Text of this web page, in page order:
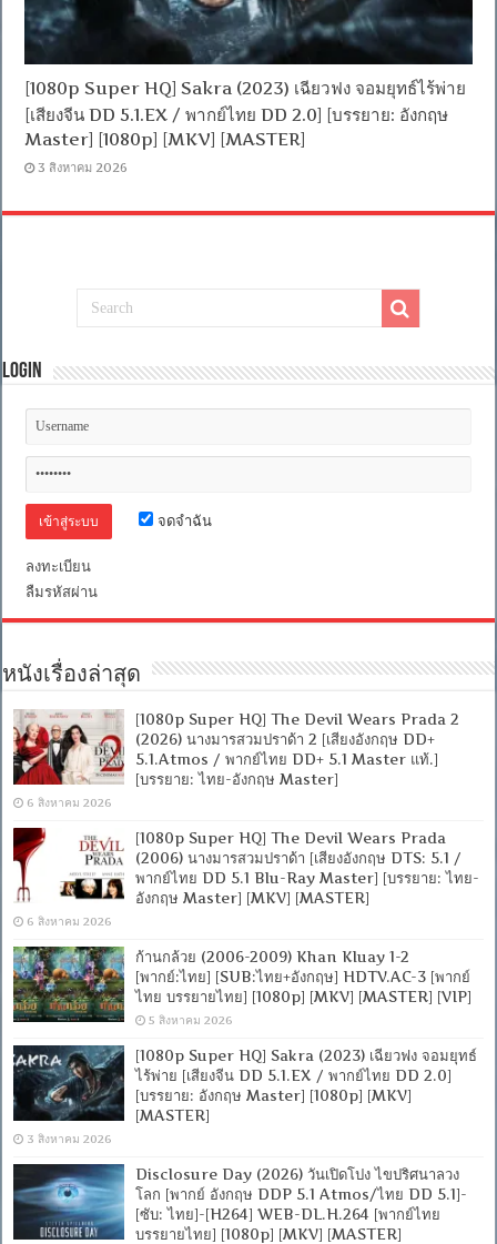
[1080p Super HQ] Sakra (2023) เฉียวฟง จอมยุทธ์ไร้พ่าย
[เสียงจีน DD 5.1.EX / พากย์ไทย DD 2.0] [บรรยาย: อังกฤษ
Master] [1080p] [MKV] [MASTER]
3 สิงหาคม 2026
Login
จดจำฉัน
ลงทะเบียน
ลืมรหัสผ่าน
หนังเรื่องล่าสุด
[1080p Super HQ] The Devil Wears Prada 2
(2026) นางมารสวมปราด้า 2 [เสียงอังกฤษ DD+
5.1.Atmos / พากย์ไทย DD+ 5.1 Master แท้.]
[บรรยาย: ไทย-อังกฤษ Master]
6 สิงหาคม 2026
[1080p Super HQ] The Devil Wears Prada
(2006) นางมารสวมปราด้า [เสียงอังกฤษ DTS: 5.1 /
พากย์ไทย DD 5.1 Blu-Ray Master] [บรรยาย: ไทย-
อังกฤษ Master] [MKV] [MASTER]
6 สิงหาคม 2026
ก้านกล้วย (2006-2009) Khan Kluay 1-2
[พากย์:ไทย] [SUB:ไทย+อังกฤษ] HDTV.AC-3 [พากย์
ไทย บรรยายไทย] [1080p] [MKV] [MASTER] [VIP]
5 สิงหาคม 2026
[1080p Super HQ] Sakra (2023) เฉียวฟง จอมยุทธ์
ไร้พ่าย [เสียงจีน DD 5.1.EX / พากย์ไทย DD 2.0]
[บรรยาย: อังกฤษ Master] [1080p] [MKV]
[MASTER]
3 สิงหาคม 2026
Disclosure Day (2026) วันเปิดโปง ไขปริศนาลวง
โลก [พากย์ อังกฤษ DDP 5.1 Atmos/ไทย DD 5.1]-
[ซับ: ไทย]-[H264] WEB-DL.H.264 [พากย์ไทย
บรรยายไทย] [1080p] [MKV] [MASTER]